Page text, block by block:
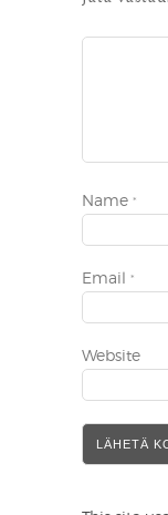
Name *
Email *
Website